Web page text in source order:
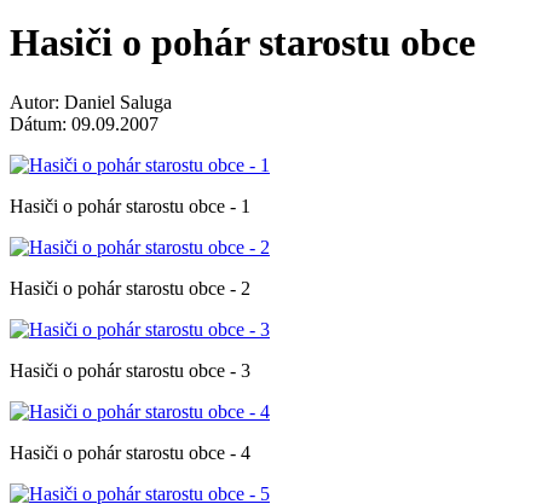
Hasiči o pohár starostu obce
Autor: Daniel Saluga
Dátum: 09.09.2007
Hasiči o pohár starostu obce - 1
Hasiči o pohár starostu obce - 2
Hasiči o pohár starostu obce - 3
Hasiči o pohár starostu obce - 4